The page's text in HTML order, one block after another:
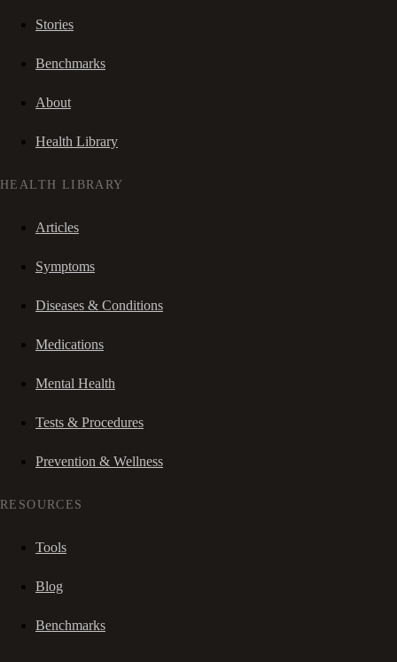
Stories
Benchmarks
About
Health Library
HEALTH LIBRARY
Articles
Symptoms
Diseases & Conditions
Medications
Mental Health
Tests & Procedures
Prevention & Wellness
RESOURCES
Tools
Blog
Benchmarks